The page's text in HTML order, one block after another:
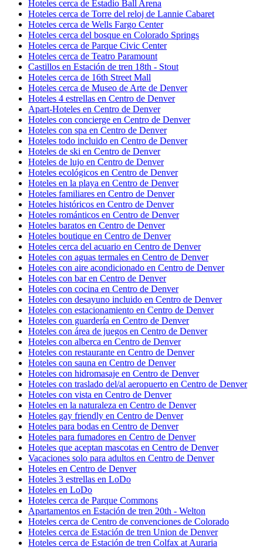
Hoteles cerca de Estadio Ball Arena
Hoteles cerca de Torre del reloj de Lannie Cabaret
Hoteles cerca de Wells Fargo Center
Hoteles cerca del bosque en Colorado Springs
Hoteles cerca de Parque Civic Center
Hoteles cerca de Teatro Paramount
Castillos en Estación de tren 18th - Stout
Hoteles cerca de 16th Street Mall
Hoteles cerca de Museo de Arte de Denver
Hoteles 4 estrellas en Centro de Denver
Apart-Hoteles en Centro de Denver
Hoteles con concierge en Centro de Denver
Hoteles con spa en Centro de Denver
Hoteles todo incluido en Centro de Denver
Hoteles de ski en Centro de Denver
Hoteles de lujo en Centro de Denver
Hoteles ecológicos en Centro de Denver
Hoteles en la playa en Centro de Denver
Hoteles familiares en Centro de Denver
Hoteles históricos en Centro de Denver
Hoteles románticos en Centro de Denver
Hoteles baratos en Centro de Denver
Hoteles boutique en Centro de Denver
Hoteles cerca del acuario en Centro de Denver
Hoteles con aguas termales en Centro de Denver
Hoteles con aire acondicionado en Centro de Denver
Hoteles con bar en Centro de Denver
Hoteles con cocina en Centro de Denver
Hoteles con desayuno incluido en Centro de Denver
Hoteles con estacionamiento en Centro de Denver
Hoteles con guardería en Centro de Denver
Hoteles con área de juegos en Centro de Denver
Hoteles con alberca en Centro de Denver
Hoteles con restaurante en Centro de Denver
Hoteles con sauna en Centro de Denver
Hoteles con hidromasaje en Centro de Denver
Hoteles con traslado del/al aeropuerto en Centro de Denver
Hoteles con vista en Centro de Denver
Hoteles en la naturaleza en Centro de Denver
Hoteles gay friendly en Centro de Denver
Hoteles para bodas en Centro de Denver
Hoteles para fumadores en Centro de Denver
Hoteles que aceptan mascotas en Centro de Denver
Vacaciones solo para adultos en Centro de Denver
Hoteles en Centro de Denver
Hoteles 3 estrellas en LoDo
Hoteles en LoDo
Hoteles cerca de Parque Commons
Apartamentos en Estación de tren 20th - Welton
Hoteles cerca de Centro de convenciones de Colorado
Hoteles cerca de Estación de tren Union de Denver
Hoteles cerca de Estación de tren Colfax at Auraria